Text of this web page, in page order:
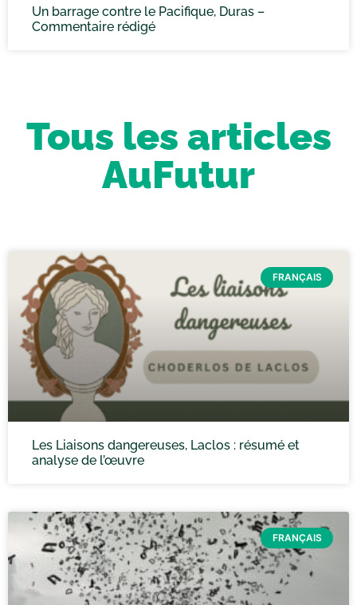
Un barrage contre le Pacifique, Duras –
Commentaire rédigé
Tous les articles
AuFutur
FRANÇAIS
Les Liaisons dangereuses, Laclos : résumé et
analyse de l’œuvre
FRANÇAIS